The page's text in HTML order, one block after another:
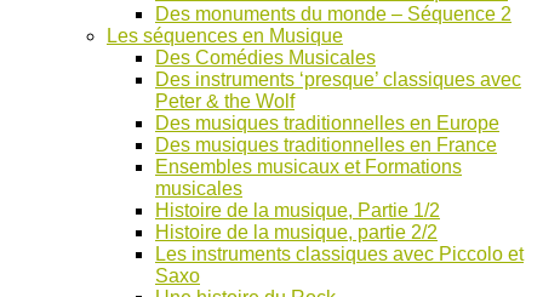
Des monuments du monde – Séquence 2
Les séquences en Musique
Des Comédies Musicales
Des instruments ‘presque’ classiques avec
Peter & the Wolf
Des musiques traditionnelles en Europe
Des musiques traditionnelles en France
Ensembles musicaux et Formations
musicales
Histoire de la musique, Partie 1/2
Histoire de la musique, partie 2/2
Les instruments classiques avec Piccolo et
Saxo